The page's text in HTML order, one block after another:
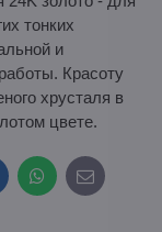
тонких
и
Красоту
хрусталя в
цвете.
WhatsApp
E-
mail